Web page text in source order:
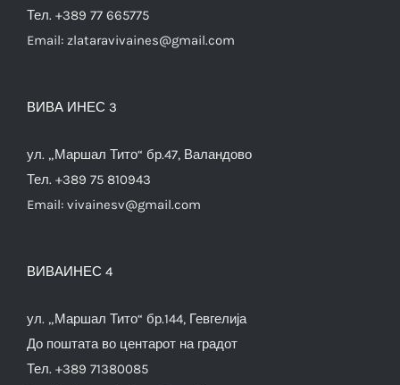
Тел. +389 77 665775
Email: zlataravivaines@gmail.com
ВИВА ИНЕС 3
ул. „Маршал Тито“ бр.47, Валандово
Тел. +389 75 810943
Email: vivainesv@gmail.com
ВИВАИНЕС 4
ул. „Маршал Тито“ бр.144, Гевгелија
До поштата во центарот на градот
Тел. +389 71380085